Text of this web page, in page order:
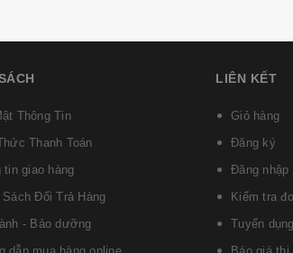
dụng trung bình
Thông Tin
Thanh Toán
tin giao hàng
Sách Đổi Trả Hàng
- Bảo dưỡng
LIÊN KẾT
Giỏ hàng
Đăng ký
Đăng nhập
Kiểm tra
Tuyển dụng